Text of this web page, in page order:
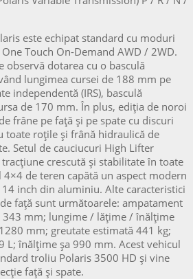
este echipat standard cu moduri
Touch On-Demand AWD / 2WD.
observă dotarea cu o basculă
lungimea cursei de 188 mm pe
independentă (IRS), basculă
de 170 mm. În plus, ediția de noroi
frâne pe față și pe spate cu discuri
toate roțile și frână hidraulică de
Setul de cauciucuri High Lifter
crescută și stabilitate în toate
de teren capătă un aspect modern
inch din aluminiu. Alte caracteristici
față sunt următoarele: ampatament
mm; lungime / lățime / înălțime
mm; greutate estimată 441 kg;
L; înălțime șa 990 mm. Acest vehicul
troliu Polaris 3500 HD și vine
față și spate.